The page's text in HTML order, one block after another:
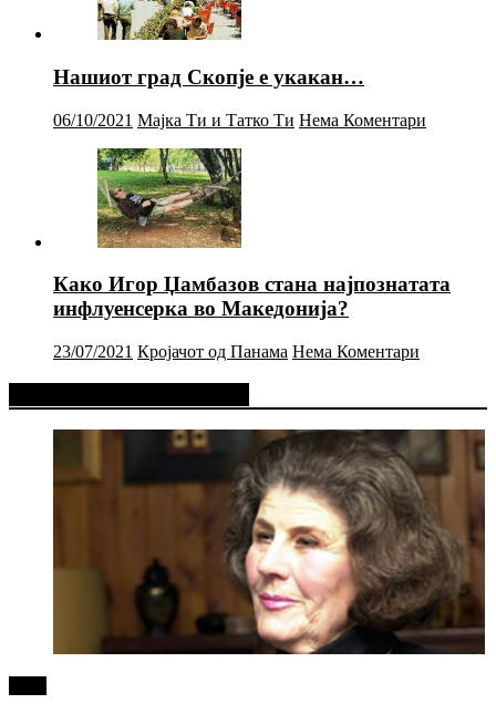
Нашиот град Скопје е укакан…
06/10/2021 Мајка Ти и Татко Ти Нема Коментари
Како Игор Џамбазов стана најпознатата
инфлуенсерка во Македонија?
23/07/2021 Кројачот од Панама Нема Коментари